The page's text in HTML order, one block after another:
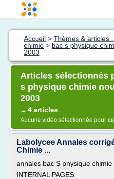
Accueil > Thèmes & articles
chimie > bac s physique
2003
Articles sélectionnés
s physique chimie
2003
→ 4 articles
Aucune vidéo sélectionnée pour
Labolycee Annales
Chimie ...
annales bac S physique
INTERNAL PAGES